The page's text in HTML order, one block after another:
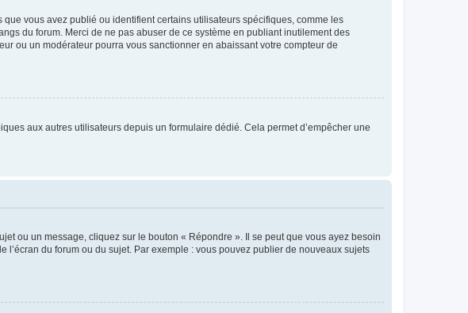
vous avez publié ou identifient certains utilisateurs spécifiques, comme les
du forum. Merci de ne pas abuser de ce système en publiant inutilement des
ou un modérateur pourra vous sanctionner en abaissant votre compteur de
aux autres utilisateurs depuis un formulaire dédié. Cela permet d’empêcher une
ou un message, cliquez sur le bouton « Répondre ». Il se peut que vous ayez besoin
du forum ou du sujet. Par exemple : vous pouvez publier de nouveaux sujets